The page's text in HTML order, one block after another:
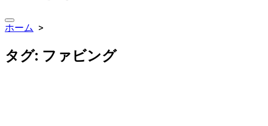
プ
検
り
ホーム >
タグ: ファビング